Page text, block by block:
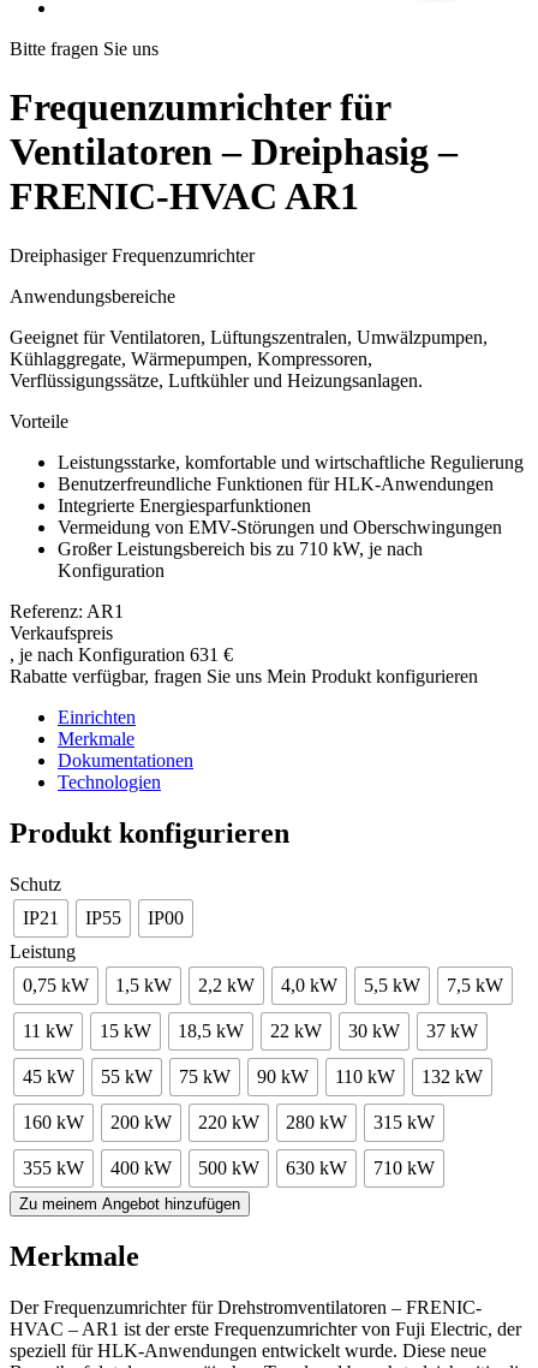
Bitte fragen Sie uns
Frequenzumrichter für
Ventilatoren – Dreiphasig –
FRENIC-HVAC AR1
Dreiphasiger Frequenzumrichter
Anwendungsbereiche
Geeignet für Ventilatoren, Lüftungszentralen, Umwälzpumpen,
Kühlaggregate, Wärmepumpen, Kompressoren,
Verflüssigungssätze, Luftkühler und Heizungsanlagen.
Vorteile
Leistungsstarke, komfortable und wirtschaftliche Regulierung
Benutzerfreundliche Funktionen für HLK-Anwendungen
Integrierte Energiesparfunktionen
Vermeidung von EMV-Störungen und Oberschwingungen
Großer Leistungsbereich bis zu 710 kW, je nach
Konfiguration
Referenz: AR1
Verkaufspreis
, je nach Konfiguration 631 €
Rabatte verfügbar, fragen Sie uns Mein Produkt konfigurieren
Einrichten
Merkmale
Dokumentationen
Technologien
Produkt konfigurieren
Schutz
IP21
IP55
IP00
Leistung
0,75 kW
1,5 kW 2,2 kW 4,0 kW 5,5 kW 7,5 kW
11 kW 15 kW 18,5 kW 22 kW 30 kW 37 kW
45 kW 55 kW 75 kW 90 kW 110 kW 132 kW
160 kW 200 kW 220 kW 280 kW 315 kW
355 kW 400 kW 500 kW 630 kW 710 kW
Zu meinem Angebot hinzufügen
Merkmale
Der Frequenzumrichter für Drehstromventilatoren – FRENIC-
HVAC – AR1 ist der erste Frequenzumrichter von Fuji Electric, der
speziell für HLK-Anwendungen entwickelt wurde. Diese neue